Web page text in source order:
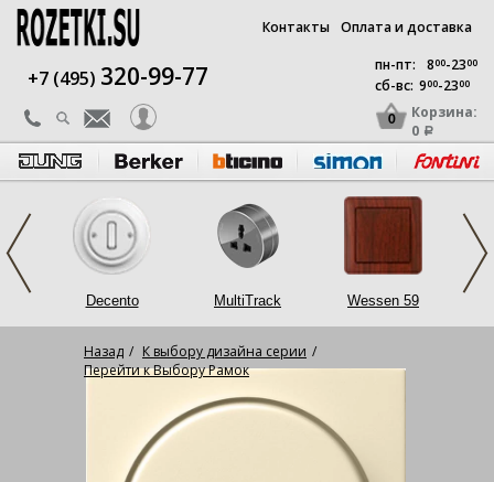
+7 (495) 320-99-77 пн-пт: 800-2300
сб-вс: 900-2300
Контакты Оплата и доставка
0
Корзина:
0 a
Decento MultiTrack Wessen 59
Назад
К выбору дизайна серии
Перейти к Выбору Рамок